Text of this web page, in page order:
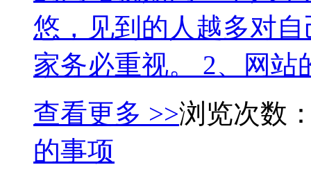
悠，见到的人越多对
家务必重视。 2、网站
查看更多 >>浏览次数
的事项